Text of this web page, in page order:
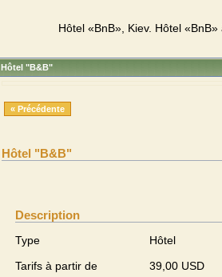
Hôtel «BnB», Kiev. Hôtel
Hôtel "B&B"
« Précédente
Hôtel "B&B"
Description
Type
Hôtel
Tarifs à partir de
39,00 USD